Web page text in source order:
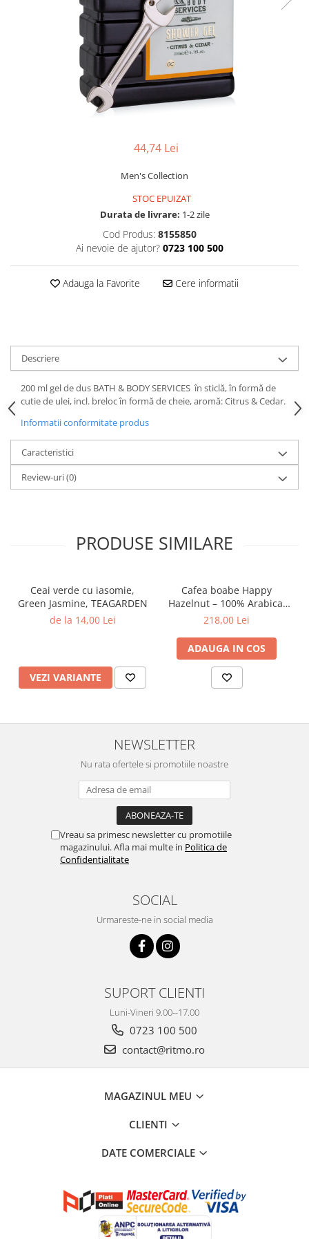
44,74 Lei
Men's Collection
STOC EPUIZAT
Durata de livrare: 1-2 zile
Cod Produs: 8155850
Ai nevoie de ajutor? 0723 100 500
Adauga la Favorite Cere informatii
Descriere
200 ml gel de dus BATH & BODY SERVICES în sticlă, în formă de
cutie de ulei, incl. breloc în formă de cheie, aromă: Citrus & Cedar.
Informatii conformitate produs
Caracteristici
Review-uri(0)
PRODUSE SIMILARE
Ceai verde cu iasomie,
Green Jasmine, TEAGARDEN
de la 14,00 Lei
VEZI VARIANTE
Cafea boabe Happy
Hazelnut – 100% Arabica,
1kg, Cafe Cult
218,00 Lei
ADAUGA IN COS
NEWSLETTER
Nu rata ofertele si promotiile noastre
Vreau sa primesc newsletter cu promotiile
magazinului. Afla mai multe in Politica de
Confidentialitate
SOCIAL
Urmareste-ne in social media
SUPORT CLIENTI
Luni-Vineri 9.00--17.00
0723 100 500
contact@ritmo.ro
MAGAZINUL MEU
CLIENTI
DATE COMERCIALE